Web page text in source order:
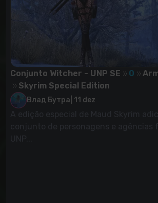
Conjunto Witcher - UNP SE 0
Skyrim Special Edition
Влад Бутра 11 dez
A edição especial de Maud Skyrim
conjunto de personagens e agências